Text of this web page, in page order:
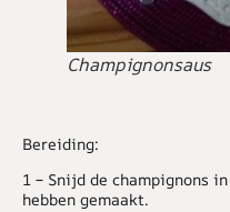
Champignonsaus
Bereiding:
1 – Snijd de champignons
hebben gemaakt.